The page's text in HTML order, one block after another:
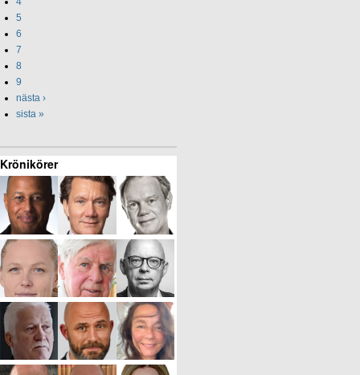
5
6
7
8
9
nästa ›
sista »
Krönikörer